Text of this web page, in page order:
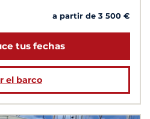
a partir de 3 500 €
tus fechas
el barco